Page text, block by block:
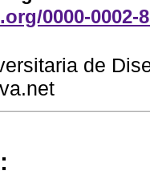
0000-0002-
de